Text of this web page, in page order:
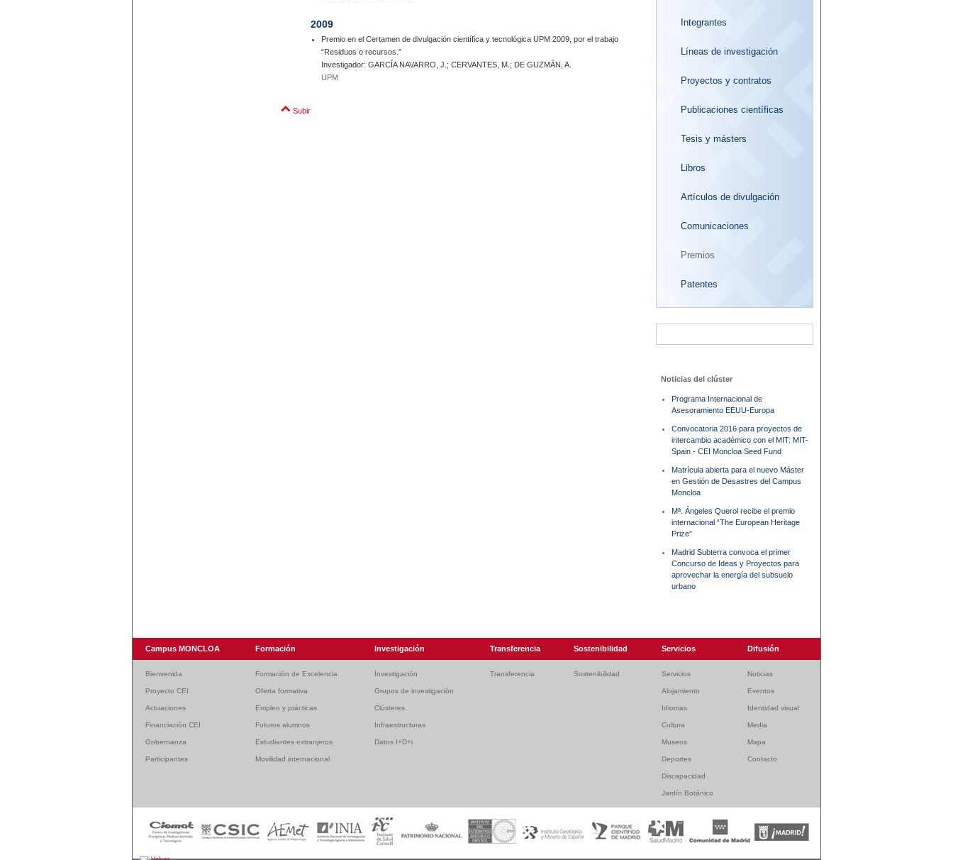
2009
Premio en el Certamen de divulgación científica y tecnológica UPM 2009, por el trabajo
“Residuos o recursos.”
Investigador: GARCÍA NAVARRO, J.; CERVANTES, M.; DE GUZMÁN, A.
UPM
Subir
Integrantes
Líneas de investigación
Proyectos y contratos
Publicaciones científicas
Tesis y másters
Libros
Artículos de divulgación
Comunicaciones
Premios
Patentes
Noticias del clúster
Programa Internacional de
Asesoramiento EEUU-Europa
Convocatoria 2016 para proyectos de
intercambio académico con el MIT: MIT-
Spain - CEI Moncloa Seed Fund
Matrícula abierta para el nuevo Máster
en Gestión de Desastres del Campus
Moncloa
Mª. Ángeles Querol recibe el premio
internacional “The European Heritage
Prize”
Madrid Subterra convoca el primer
Concurso de Ideas y Proyectos para
aprovechar la energía del subsuelo
urbano
Campus MONCLOA Formación Investigación Transferencia Sostenibilidad Servicios Difusión
Bienvenida Formación de Excelencia Investigación Transferencia Sostenibilidad Servicios Noticias
Proyecto CEI Oferta formativa Grupos de investigación Alojamiento Eventos
Actuaciones Empleo y prácticas Clústeres Idiomas Identidad visual
Financiación CEI Futuros alumnos Infraestructuras Cultura Media
Gobernanza Estudiantes extranjeros Datos I+D+i Museos Mapa
Participantes Movilidad internacional Deportes Contacto
Discapacidad
Jardín Botánico